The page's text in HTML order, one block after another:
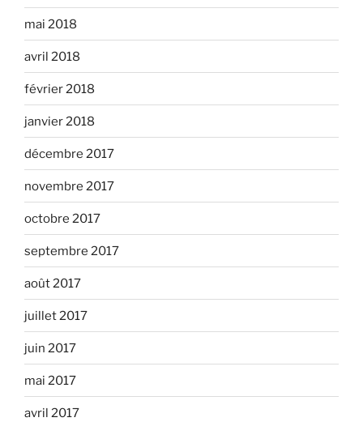
mai 2018
avril 2018
février 2018
janvier 2018
décembre 2017
novembre 2017
octobre 2017
septembre 2017
août 2017
juillet 2017
juin 2017
mai 2017
avril 2017